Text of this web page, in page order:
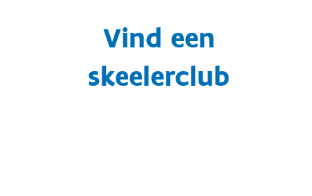
Vind een
skeelerclub